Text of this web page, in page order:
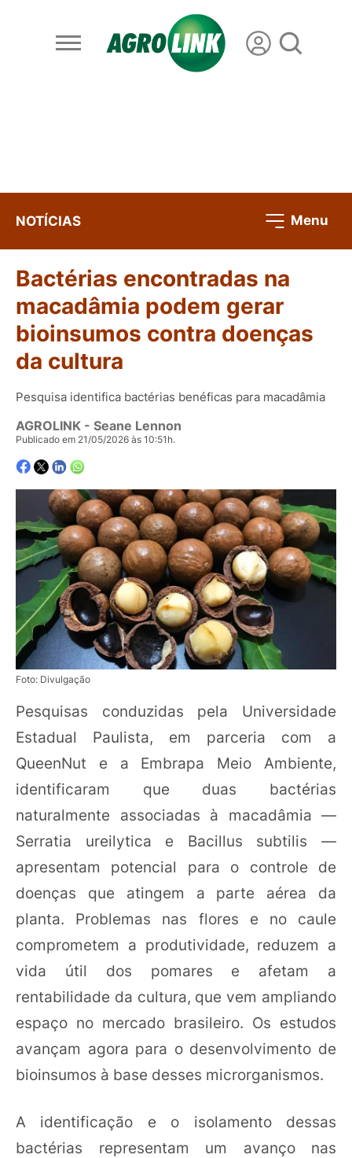
NOTÍCIAS Menu
Bactérias encontradas na
macadâmia podem gerar
bioinsumos contra doenças
da cultura
Pesquisa identifica bactérias benéficas para macadâmia
AGROLINK - Seane Lennon
Publicado em 21/05/2026 às 10:51h.
Foto: Divulgação
Pesquisas conduzidas pela Universidade
Estadual Paulista, em parceria com a
QueenNut e a Embrapa Meio Ambiente,
identificaram que duas bactérias
naturalmente associadas à macadâmia —
Serratia ureilytica e Bacillus subtilis —
apresentam potencial para o controle de
doenças que atingem a parte aérea da
planta. Problemas nas flores e no caule
comprometem a produtividade, reduzem a
vida útil dos pomares e afetam a
rentabilidade da cultura, que vem ampliando
espaço no mercado brasileiro. Os estudos
avançam agora para o desenvolvimento de
bioinsumos à base desses microrganismos.
A identificação e o isolamento dessas
bactérias representam um avanço nas